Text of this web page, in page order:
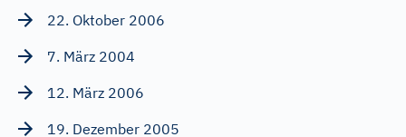
22. Oktober 2006
7. März 2004
12. März 2006
19. Dezember 2005